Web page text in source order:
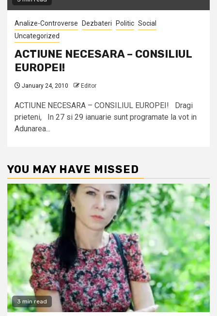
Analize-Controverse Dezbateri Politic Social
Uncategorized
ACTIUNE NECESARA – CONSILIUL
EUROPEI!
January 24, 2010 Editor
ACTIUNE NECESARA – CONSILIUL EUROPEI! Dragi
prieteni, In 27 si 29 ianuarie sunt programate la vot in
Adunarea...
YOU MAY HAVE MISSED
3 min read